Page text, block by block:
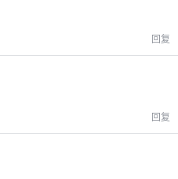
回复
回复